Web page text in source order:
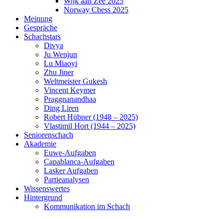
Norway Chess 2025
Meinung
Gespräche
Schachstars
Divya
Ju Wenjun
Lu Miaoyi
Zhu Jiner
Weltmeister Gukesh
Vincent Keymer
Praggnanandhaa
Ding Liren
Robert Hübner (1948 – 2025)
Vlastimil Hort (1944 – 2025)
Seniorenschach
Akademie
Euwe-Aufgaben
Capablanca-Aufgaben
Lasker Aufgaben
Partieanalysen
Wissenswertes
Hintergrund
Kommunikation im Schach